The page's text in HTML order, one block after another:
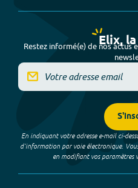
Elix,
Restez informé(e) de nos actus
En indiquant votre adresse e-mail ci-
d’information par voie électronique.
en modifiant vos paramètres